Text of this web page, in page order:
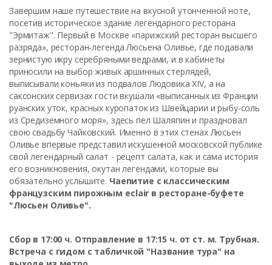
Завершим наше путешествие на вкусной утонченной ноте,
посетив историческое здание легендарного ресторана
"Эрмитаж". Первый в Москве «парижский ресторан высшего
разряда», ресторан-легенда Люсьена Оливье, где подавали
зернистую икру серебряными ведрами, и в кабинеты
приносили на выбор живых аршинных стерлядей,
выписывали коньяки из подвалов Людовика XIV, а на
саксонских сервизах гости вкушали «выписанных из Франции
руанских уток, красных куропаток из Швейцарии и рыбу-соль
из Средиземного моря», здесь пел Шаляпин и праздновал
свою свадьбу Чайковский. Именно в этих стенах Люсьен
Оливье впервые представил искушенной московской публике
свой легендарный салат - рецепт салата, как и сама история
его возникновения, окутан легендами, которые вы
обязательно услышите. Чаепитие с классическим
французским пирожным eclair в ресторане-буфете
"Люсьен Оливье".
Сбор в 17:00 ч. Отправление в 17:15 ч. от ст. м. Трубная.
Встреча с гидом с табличкой "Название тура" на